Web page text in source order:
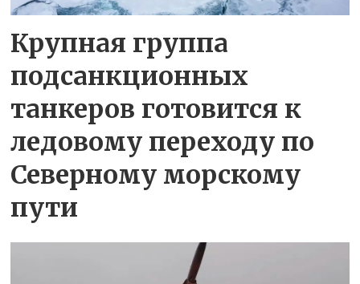
Крупная группа
подсанкционных
танкеров готовится к
ледовому переходу по
Северному морскому
пути